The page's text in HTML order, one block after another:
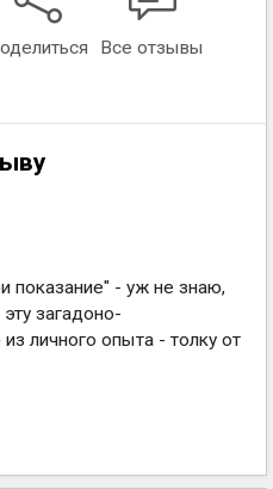
Все отзывы
показание" - уж не знаю,
загадоно-
личного опыта - толку от